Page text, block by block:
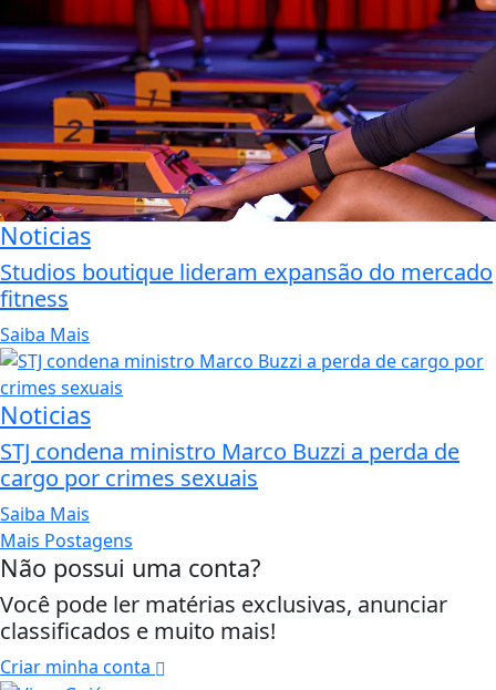
Noticias
Studios boutique lideram expansão do mercado
fitness
Saiba Mais
Noticias
STJ condena ministro Marco Buzzi a perda de
cargo por crimes sexuais
Saiba Mais
Mais Postagens
Não possui uma conta?
Você pode ler matérias exclusivas, anunciar
classificados e muito mais!
Criar minha conta